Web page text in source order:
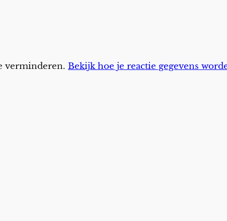
verminderen. Bekijk hoe je reactie gegevens